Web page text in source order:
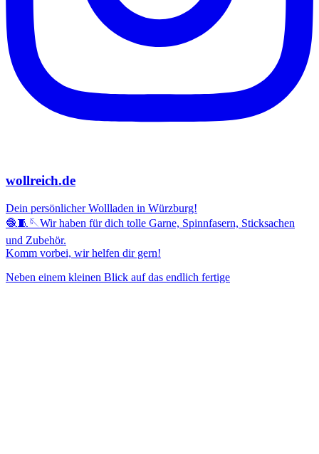
wollreich.de
Dein persönlicher Wollladen in Würzburg!
🧶🧵🪡Wir haben für dich tolle Garne, Spinnfasern, Sticksachen
und Zubehör.
Komm vorbei, wir helfen dir gern!
Neben einem kleinen Blick auf das endlich fertige